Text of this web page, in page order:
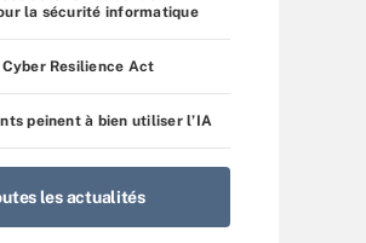
la sécurité informatique
Resilience Act
peinent à bien utiliser l’IA
les actualités